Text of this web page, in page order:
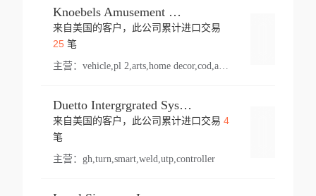
Knoebels Amusement Resort
来自美国的客户，此公司累计进口交易
25笔
主营： vehicle,pl 2,arts,home decor,cod,amusement ride,sea
Duetto Intergrgrated Systems Inc.
来自美国的客户，此公司累计进口交易 4
笔
主营： gh,turn,smart,weld,utp,controller